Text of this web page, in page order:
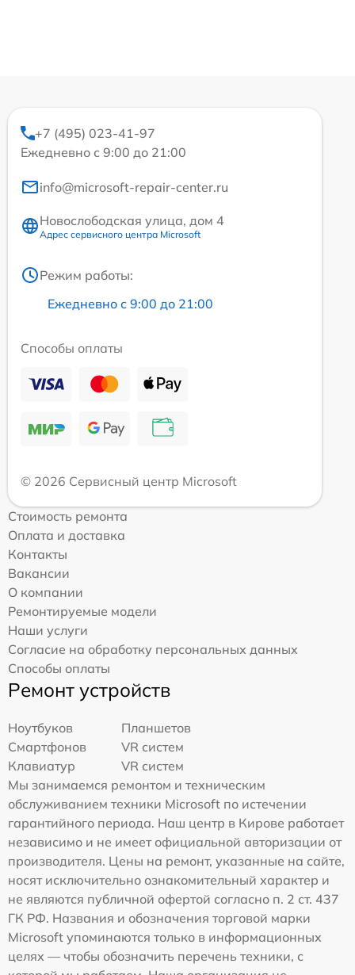
+7 (495) 023-41-97
Ежедневно с 9:00 до 21:00
info@microsoft-repair-center.ru
Новослободская улица, дом 4
Адрес сервисного центра Microsoft
Режим работы:
Ежедневно с 9:00 до 21:00
Способы оплаты
© 2026 Сервисный центр Microsoft
Стоимость ремонта
Оплата и доставка
Контакты
Вакансии
О компании
Ремонтируемые модели
Наши услуги
Согласие на обработку персональных данных
Способы оплаты
Ремонт устройств
Ноутбуков
Планшетов
Смартфонов
VR систем
Клавиатур
VR систем
Мы занимаемся ремонтом и техническим
обслуживанием техники Microsoft по истечении
гарантийного периода. Наш центр в Кирове работает
независимо и не имеет официальной авторизации от
производителя. Цены на ремонт, указанные на сайте,
носят исключительно ознакомительный характер и
не являются публичной офертой согласно п. 2 ст. 437
ГК РФ. Названия и обозначения торговой марки
Microsoft упоминаются только в информационных
целях — чтобы обозначить перечень техники, с